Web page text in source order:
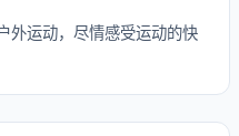
外运动，尽情感受运动的快